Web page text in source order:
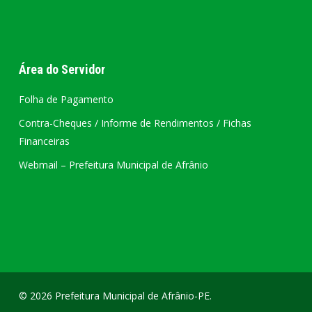
Área do Servidor
Folha de Pagamento
Contra-Cheques / Informe de Rendimentos / Fichas
Financeiras
Webmail – Prefeitura Municipal de Afrânio
© 2026 Prefeitura Municipal de Afrânio-PE.